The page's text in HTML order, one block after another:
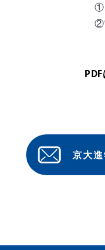
①
②
※
京大